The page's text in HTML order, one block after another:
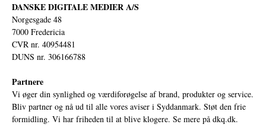
DANSKE DIGITALE MEDIER A/S
Norgesgade 48
7000 Fredericia
CVR nr. 40954481
DUNS nr. 306166788
Partnere
Vi øger din synlighed og værdiforøgelse af brand, produkter og service.
Bliv partner og nå ud til alle vores aviser i Syddanmark. Støt den frie
formidling. Vi har friheden til at blive klogere. Se mere på dkq.dk.